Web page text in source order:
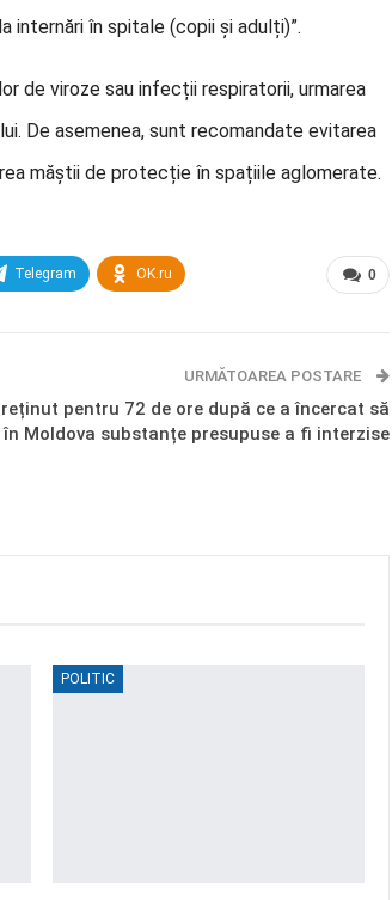
internări în spitale (copii și adulți)”.
de viroze sau infecții respiratorii, urmarea
De asemenea, sunt recomandate evitarea
măștii de protecție în spațiile aglomerate.
0
Telegram OK.ru
URMĂTOAREA POSTARE
pentru 72 de ore după ce a încercat să
Moldova substanțe presupuse a fi interzise
POLITIC